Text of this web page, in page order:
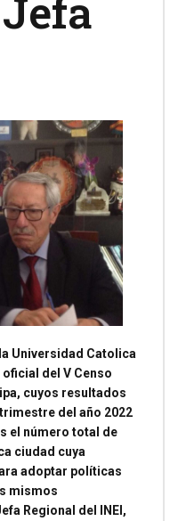
Universidad Catolica
del V Censo
cuyos resultados
del año 2022
el número total de
ciudad cuya
adoptar políticas
mismos
Regional del INEI,